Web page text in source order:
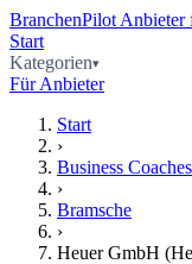
BranchenPilot Anbieter
Start
Kategorien
Für Anbieter
Start
›
Business Coaches
›
Bramsche
›
Heuer GmbH